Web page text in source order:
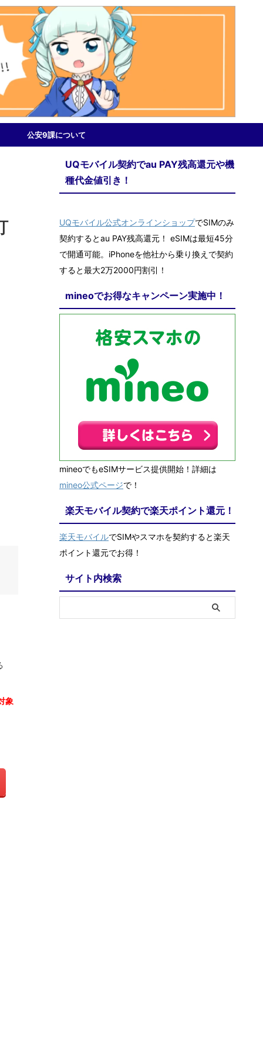
公安9課について
象
UQモバイル契約でau PAY残高還元や機
種代金値引き！
UQモバイル公式オンラインショップでSIMのみ
契約するとau PAY残高還元！ eSIMは最短45分
で開通可能。iPhoneを他社から乗り換えで契約
すると最大2万2000円割引！
mineoでお得なキャンペーン実施中！
mineoでもeSIMサービス提供開始！詳細は
mineo公式ページで！
楽天モバイル契約で楽天ポイント還元！
楽天モバイルでSIMやスマホを契約すると楽天
ポイント還元でお得！
サイト内検索